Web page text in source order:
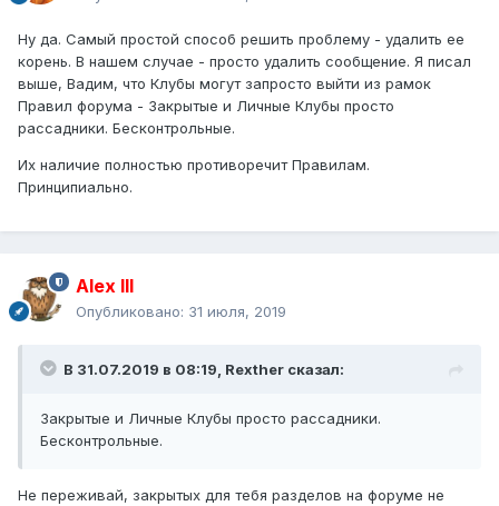
Ну да. Самый простой способ решить проблему - удалить ее
корень. В нашем случае - просто удалить сообщение. Я писал
выше, Вадим, что Клубы могут запросто выйти из рамок
Правил форума - Закрытые и Личные Клубы просто
рассадники. Бесконтрольные.
Их наличие полностью противоречит Правилам.
Принципиально.
Alex IlI
Опубликовано: 31 июля, 2019
В 31.07.2019 в 08:19, Rexther сказал:
Закрытые и Личные Клубы просто рассадники.
Бесконтрольные.
Не переживай, закрытых для тебя разделов на форуме не